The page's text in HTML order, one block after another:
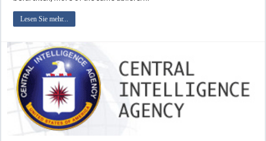
Lesen Sie mehr...